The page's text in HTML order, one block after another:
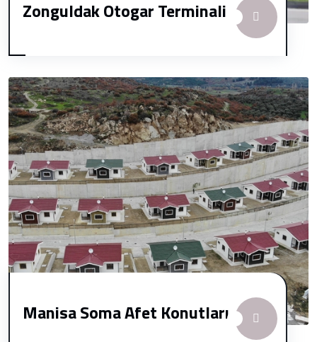
Zonguldak Otogar Terminali
Manisa Soma Afet Konutları